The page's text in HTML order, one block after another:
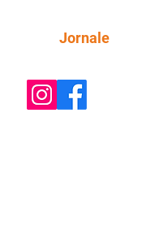
será feita no âmbito da
relatada
Jornale